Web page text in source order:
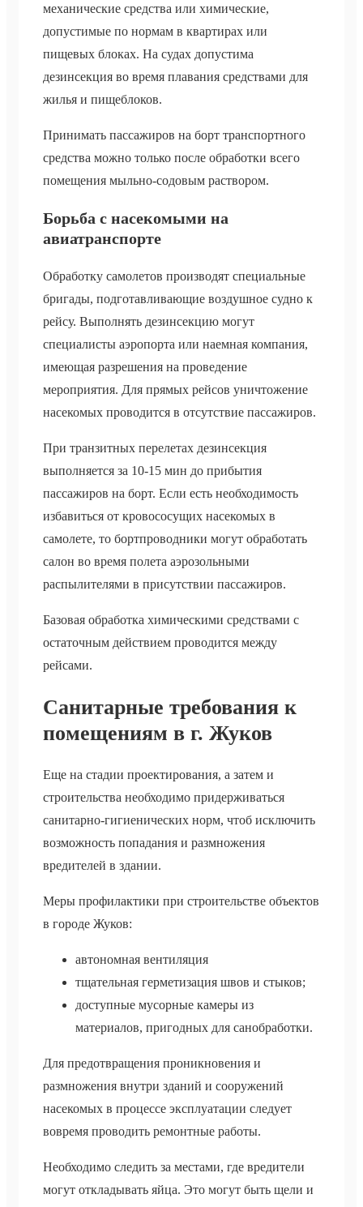
механические средства или химические,
допустимые по нормам в квартирах или
пищевых блоках. На судах допустима
дезинсекция во время плавания средствами для
жилья и пищеблоков.
Принимать пассажиров на борт транспортного
средства можно только после обработки всего
помещения мыльно-содовым раствором.
Борьба с насекомыми на
авиатранспорте
Обработку самолетов производят специальные
бригады, подготавливающие воздушное судно к
рейсу. Выполнять дезинсекцию могут
специалисты аэропорта или наемная компания,
имеющая разрешения на проведение
мероприятия. Для прямых рейсов уничтожение
насекомых проводится в отсутствие пассажиров.
При транзитных перелетах дезинсекция
выполняется за 10-15 мин до прибытия
пассажиров на борт. Если есть необходимость
избавиться от кровососущих насекомых в
самолете, то бортпроводники могут обработать
салон во время полета аэрозольными
распылителями в присутствии пассажиров.
Базовая обработка химическими средствами с
остаточным действием проводится между
рейсами.
Санитарные требования к
помещениям в г. Жуков
Еще на стадии проектирования, а затем и
строительства необходимо придерживаться
санитарно-гигиенических норм, чтоб исключить
возможность попадания и размножения
вредителей в здании.
Меры профилактики при строительстве объектов
в городе Жуков:
автономная вентиляция
тщательная герметизация швов и стыков;
доступные мусорные камеры из
материалов, пригодных для санобработки.
Для предотвращения проникновения и
размножения внутри зданий и сооружений
насекомых в процессе эксплуатации следует
вовремя проводить ремонтные работы.
Необходимо следить за местами, где вредители
могут откладывать яйца. Это могут быть щели и